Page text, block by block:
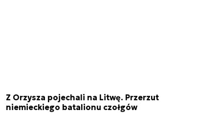
Z Orzysza pojechali na Litwę. Przerzut
niemieckiego batalionu czołgów